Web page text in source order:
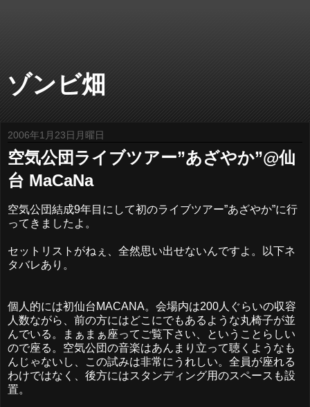
ゾンビ畑
2006年1月23日月曜日
空気公団ライブツアー”あざやか”@仙
台 MaCaNa
空気公団結成9年目にして初のライブツアー”あざやか”に行
ってきましたよ。
セットリストがねぇ、全然思い出せないんですよ。以下ネ
タバレあり。
個人的には初仙台MACANA。会場内は200人ぐらいの収容
人数ながら、前の方にはどこにでもあるような丸椅子が並
んでいる。まぁまぁ座ってご覧下さい、ということらしい
ので座る。空気公団の音楽はあんまり立って聴くようなも
んじゃないし、この試みは非常にうれしい。全員が座れる
わけではなく、後方にはスタンディング用のスペースも設
置。